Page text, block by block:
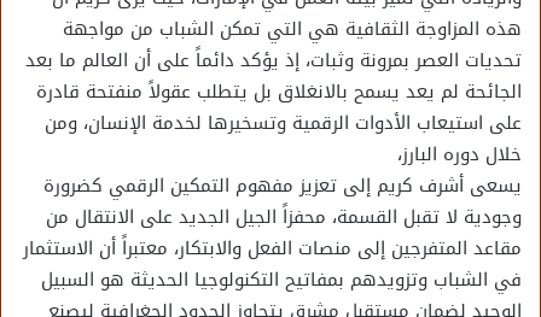
هذه المزاوجة الثقافية هي التي تمكن الشباب من مواجهة
تحديات العصر بمرونة وثبات، إذ يؤكد دائماً على أن العالم ما بعد
الجائحة لم يعد يسمح بالانغلاق بل يتطلب عقولاً منفتحة قادرة
على استيعاب الأدوات الرقمية وتسخيرها لخدمة الإنسان، ومن
خلال دوره البارز،
يسعى أشرف كريم إلى تعزيز مفهوم التمكين الرقمي كضرورة
وجودية لا تقبل القسمة، محفزاً الجيل الجديد على الانتقال من
مقاعد المتفرجين إلى منصات الفعل والابتكار، معتبراً أن الاستثمار
في الشباب وتزويدهم بمفاتيح التكنولوجيا الحديثة هو السبيل